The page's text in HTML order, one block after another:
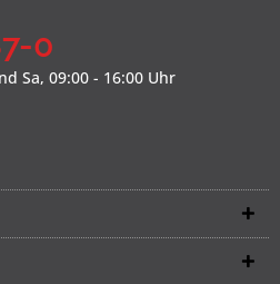
0
Sa, 09:00 - 16:00 Uhr